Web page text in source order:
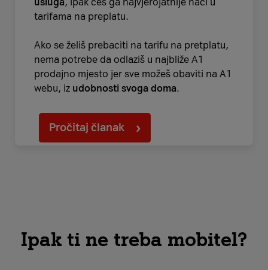
usluga, ipak ćeš ga najvjerojatnije naći u
tarifama na preplatu.
Ako se želiš prebaciti na tarifu na pretplatu,
nema potrebe da odlaziš u najbliže A1
prodajno mjesto jer sve možeš obaviti na A1
webu, iz udobnosti svoga doma.
Pročitaj članak
Ipak ti ne treba mobitel?